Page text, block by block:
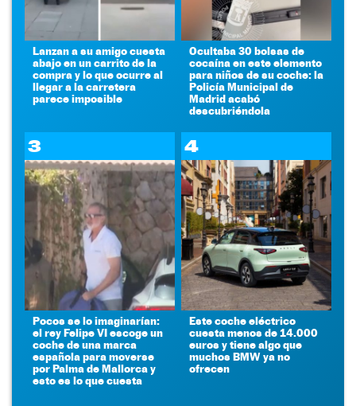
Lanzan a su amigo cuesta
abajo en un carrito de la
compra y lo que ocurre al
llegar a la carretera
parece imposible
Ocultaba 30 bolsas de
cocaína en este elemento
para niños de su coche: la
Policía Municipal de
Madrid acabó
descubriéndola
3
Pocos se lo imaginarían:
el rey Felipe VI escoge un
coche de una marca
española para moverse
por Palma de Mallorca y
esto es lo que cuesta
4
Este coche eléctrico
cuesta menos de 14.000
euros y tiene algo que
muchos BMW ya no
ofrecen